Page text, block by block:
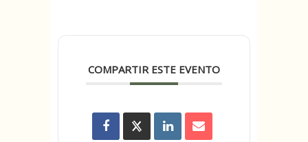
COMPARTIR ESTE EVENTO